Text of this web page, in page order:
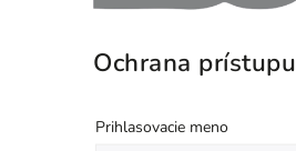
Ochrana prístupu
Prihlasovacie meno